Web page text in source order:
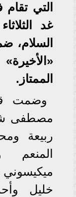
التي
‏الممتاز.‏
وضمت
مصطفى
ربيعة
خليل